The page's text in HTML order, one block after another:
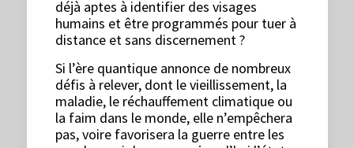
déjà aptes à identifier des visages
humains et être programmés pour tuer à
distance et sans discernement ?
Si l’ère quantique annonce de nombreux
défis à relever, dont le vieillissement, la
maladie, le réchauffement climatique ou
la faim dans le monde, elle n’empêchera
pas, voire favorisera la guerre entre les